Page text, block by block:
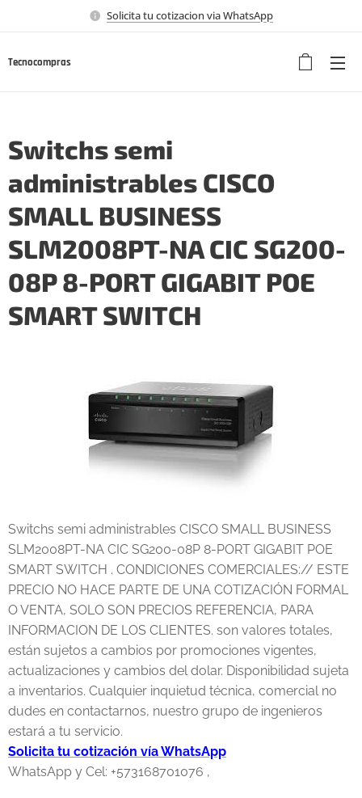
Solicita tu cotizacion via WhatsApp
Tecnocompras
Switchs semi
administrables CISCO
SMALL BUSINESS
SLM2008PT-NA CIC SG200-
08P 8-PORT GIGABIT POE
SMART SWITCH
Switchs semi administrables CISCO SMALL BUSINESS
SLM2008PT-NA CIC SG200-08P 8-PORT GIGABIT POE
SMART SWITCH . CONDICIONES COMERCIALES:// ESTE
PRECIO NO HACE PARTE DE UNA COTIZACIÓN FORMAL
O VENTA, SOLO SON PRECIOS REFERENCIA, PARA
INFORMACION DE LOS CLIENTES. son valores totales,
están sujetos a cambios por promociones vigentes,
actualizaciones y cambios del dolar. Disponibilidad sujeta
a inventarios. Cualquier inquietud técnica, comercial no
dudes en contactarnos, nuestro grupo de ingenieros
estará a tu servicio.
Solicita tu cotización vía WhatsApp
WhatsApp y Cel: +573168701076 ,